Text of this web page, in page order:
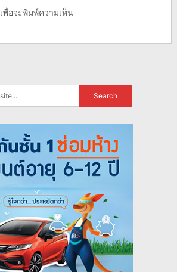
เพื่อจะพิมพ์ความเห็น